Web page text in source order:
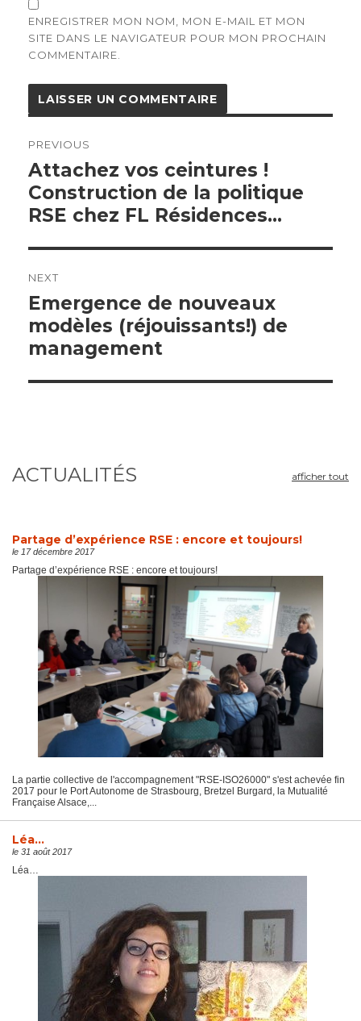
ENREGISTRER MON NOM, MON E-MAIL ET MON
SITE DANS LE NAVIGATEUR POUR MON PROCHAIN
COMMENTAIRE.
de
l’article
PREVIOUS
Previous
post:
Attachez vos ceintures !
Construction de la politique
RSE chez FL Résidences…
NEXT
Next
post:
Emergence de nouveaux
modèles (réjouissants!) de
management
ACTUALITÉS afficher tout
Partage d’expérience RSE : encore et toujours!
le 17 décembre 2017
Partage d’expérience RSE : encore et toujours!
La partie collective de l'accompagnement "RSE-ISO26000" s'est achevée fin
2017 pour le Port Autonome de Strasbourg, Bretzel Burgard, la Mutualité
Française Alsace,...
Léa…
le 31 août 2017
Léa…